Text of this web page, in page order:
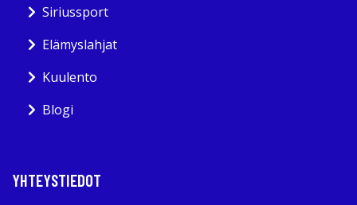
Siriussport
Elämyslahjat
Kuulento
Blogi
YHTEYSTIEDOT